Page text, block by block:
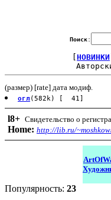
Поиск:
НОВИНКИ
(размер) [rate] дата модиф.
огл (582k) [ 41]
l8+ Свидетельство о
Home: http://lib.ru/
Популярность: 23